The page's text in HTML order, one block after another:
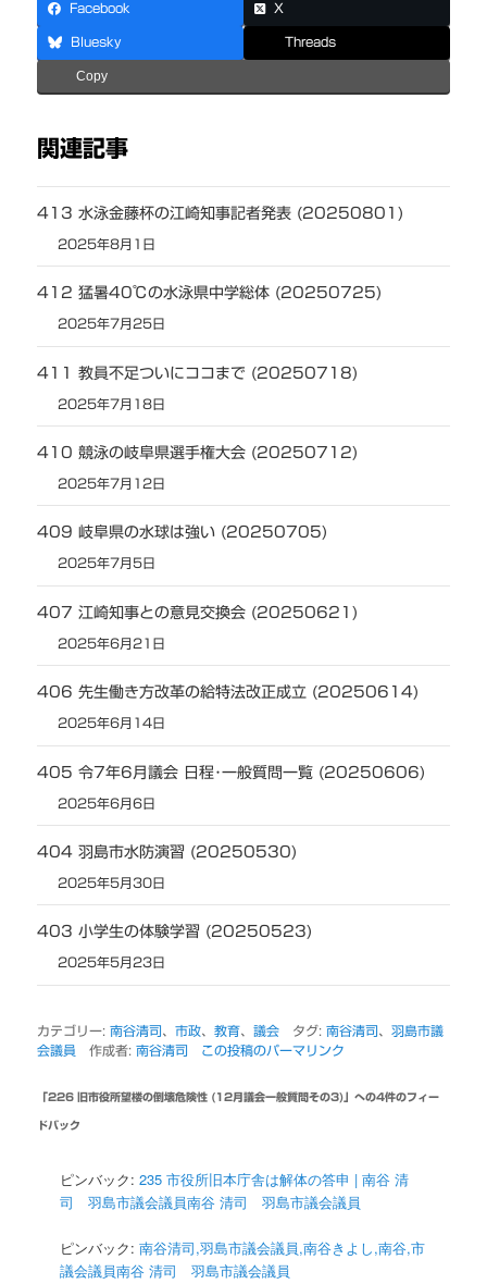
Facebook X
Bluesky Threads
Copy
関連記事
413 水泳金藤杯の江崎知事記者発表 (20250801)
2025年8月1日
412 猛暑40℃の水泳県中学総体 (20250725)
2025年7月25日
411 教員不足ついにココまで (20250718)
2025年7月18日
410 競泳の岐阜県選手権大会 (20250712)
2025年7月12日
409 岐阜県の水球は強い (20250705)
2025年7月5日
407 江崎知事との意見交換会 (20250621)
2025年6月21日
406 先生働き方改革の給特法改正成立 (20250614)
2025年6月14日
405 令7年6月議会 日程･一般質問一覧 (20250606)
2025年6月6日
404 羽島市水防演習 (20250530)
2025年5月30日
403 小学生の体験学習 (20250523)
2025年5月23日
カテゴリー:南谷清司、市政、教育、議会 タグ:南谷清司、羽島市議
会議員 作成者:南谷清司 この投稿のパーマリンク
「226 旧市役所望楼の倒壊危険性 (12月議会一般質問その3) 」への4件のフィー
ドバック
ピンバック:235 市役所旧本庁舎は解体の答申 | 南谷 清
司 羽島市議会議員南谷 清司 羽島市議会議員
ピンバック:南谷清司,羽島市議会議員,南谷きよし,南谷,市
議会議員南谷 清司 羽島市議会議員